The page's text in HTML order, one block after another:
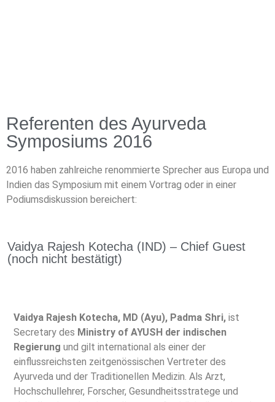
Referenten des Ayurveda
Symposiums 2016
2016 haben zahlreiche renommierte Sprecher aus Europa und
Indien das Symposium mit einem Vortrag oder in einer
Podiumsdiskussion bereichert:
Vaidya Rajesh Kotecha (IND) – Chief Guest
(noch nicht bestätigt)
Vaidya Rajesh Kotecha, MD (Ayu), Padma Shri,ist
Secretary des Ministry of AYUSH der indischen
Regierung und gilt international als einer der
einflussreichsten zeitgenössischen Vertreter des
Ayurveda und der Traditionellen Medizin. Als Arzt,
Hochschullehrer, Forscher, Gesundheitsstratege und